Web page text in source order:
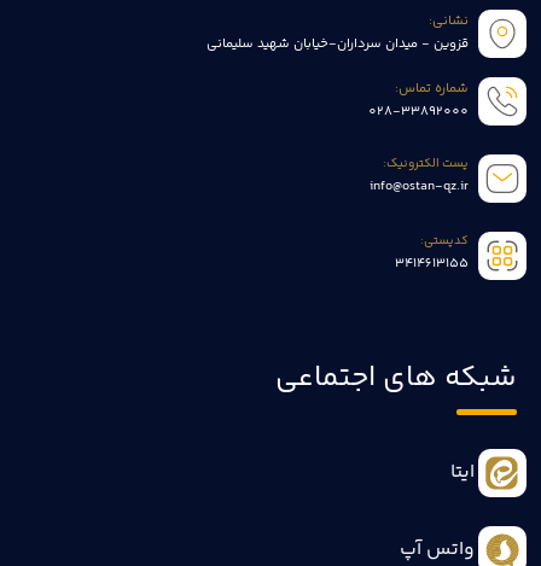
نشانی:
قزوین - میدان سرداران-خیابان شهید سلیمانی
شماره تماس:
028-33892000
پست الکترونیک:
info@ostan-qz.ir
کدپستی:
3414613155
شبکه های اجتماعی
ایتا
واتس آپ